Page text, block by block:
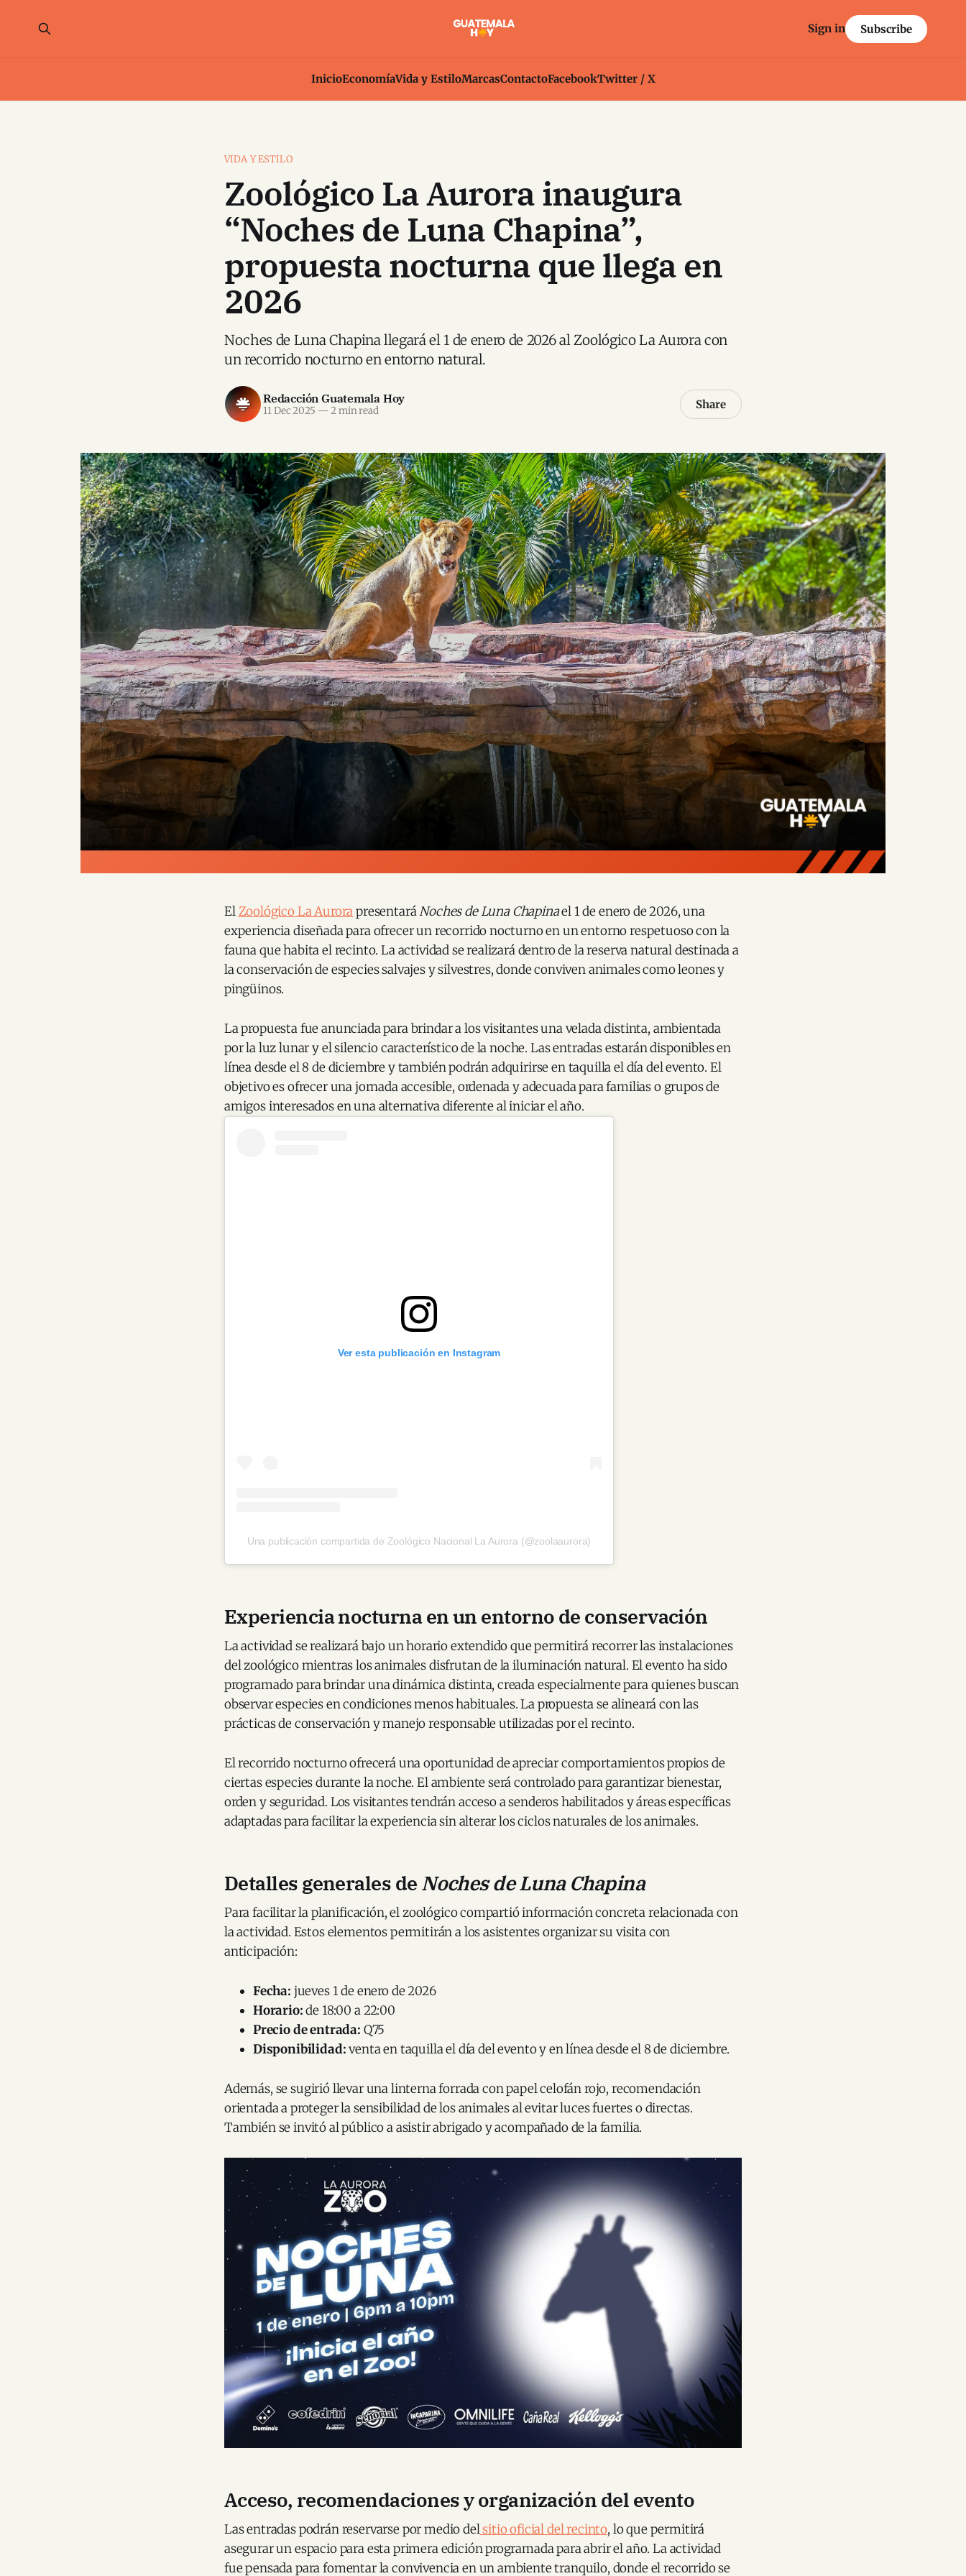
InicioEconomíaVida y EstiloMarcasContactoFacebookTwitter / X
Sign in Subscribe
VIDA Y ESTILO
Zoológico La Aurora inaugura
“Noches de Luna Chapina”,
propuesta nocturna que llega en
2026
Noches de Luna Chapina llegará el 1 de enero de 2026 al Zoológico La Aurora con
un recorrido nocturno en entorno natural.
Redacción Guatemala Hoy
11 Dec 2025 — 2 min read Share
ElZoológico La AurorapresentaráNoches de Luna Chapinael 1 de enero de 2026, una
experiencia diseñada para ofrecer un recorrido nocturno en un entorno respetuoso con la
fauna que habita el recinto. La actividad se realizará dentro de la reserva natural destinada a
la conservación de especies salvajes y silvestres, donde conviven animales como leones y
pingüinos.
La propuesta fue anunciada para brindar a los visitantes una velada distinta, ambientada
por la luz lunar y el silencio característico de la noche. Las entradas estarán disponibles en
línea desde el 8 de diciembre y también podrán adquirirse en taquilla el día del evento. El
objetivo es ofrecer una jornada accesible, ordenada y adecuada para familias o grupos de
amigos interesados en una alternativa diferente al iniciar el año.
Ver esta publicación en Instagram
Una publicación compartida de Zoológico Nacional La Aurora (@zoolaaurora)
Experiencia nocturna en un entorno de conservación
La actividad se realizará bajo un horario extendido que permitirá recorrer las instalaciones
del zoológico mientras los animales disfrutan de la iluminación natural. El evento ha sido
programado para brindar una dinámica distinta, creada especialmente para quienes buscan
observar especies en condiciones menos habituales. La propuesta se alineará con las
prácticas de conservación y manejo responsable utilizadas por el recinto.
El recorrido nocturno ofrecerá una oportunidad de apreciar comportamientos propios de
ciertas especies durante la noche. El ambiente será controlado para garantizar bienestar,
orden y seguridad. Los visitantes tendrán acceso a senderos habilitados y áreas específicas
adaptadas para facilitar la experiencia sin alterar los ciclos naturales de los animales.
Detalles generales de Noches de Luna Chapina
Para facilitar la planificación, el zoológico compartió información concreta relacionada con
la actividad. Estos elementos permitirán a los asistentes organizar su visita con
anticipación:
Fecha: jueves 1 de enero de 2026
Horario:de 18:00 a 22:00
Precio de entrada: Q75
Disponibilidad:venta en taquilla el día del evento y en línea desde el 8 de diciembre.
Además, se sugirió llevar una linterna forrada con papel celofán rojo, recomendación
orientada a proteger la sensibilidad de los animales al evitar luces fuertes o directas.
También se invitó al público a asistir abrigado y acompañado de la familia.
Acceso, recomendaciones y organización del evento
Las entradas podrán reservarse por medio delsitio oficial del recinto, lo que permitirá
asegurar un espacio para esta primera edición programada para abrir el año. La actividad
fue pensada para fomentar la convivencia en un ambiente tranquilo, donde el recorrido se